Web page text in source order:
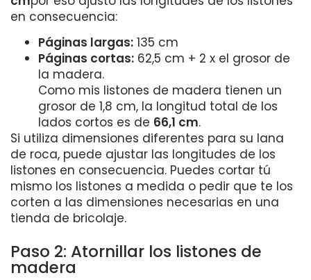
en consecuencia:
Páginas largas: 135 cm
Páginas cortas: 62,5 cm + 2 x el grosor de
la madera.
Como mis listones de madera tienen un
grosor de 1,8 cm, la longitud total de los
lados cortos es de 66,1 cm.
Si utiliza dimensiones diferentes para su lana
de roca, puede ajustar las longitudes de los
listones en consecuencia. Puedes cortar tú
mismo los listones a medida o pedir que te los
corten a las dimensiones necesarias en una
tienda de bricolaje.
Paso 2: Atornillar los listones de
madera